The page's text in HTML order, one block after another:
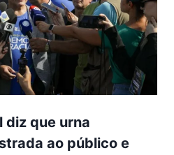
diz que urna
ao público e